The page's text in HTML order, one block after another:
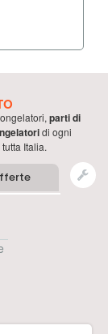
, parti di
di ogni
Italia.